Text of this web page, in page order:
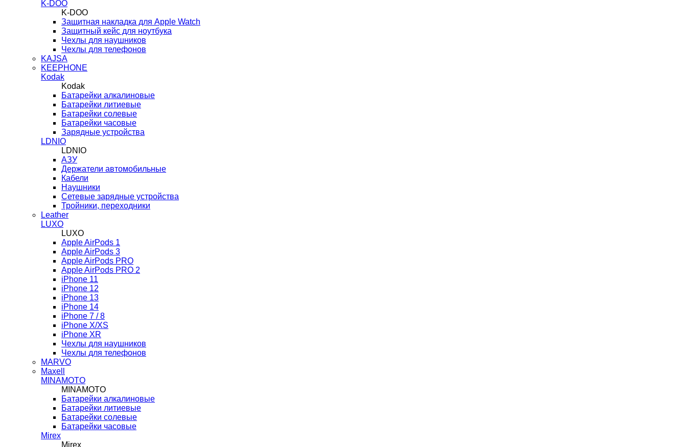
K-DOO
K-DOO
Защитная накладка для Apple Watch
Защитный кейс для ноутбука
Чехлы для наушников
Чехлы для телефонов
KAJSA
KEEPHONE
Kodak
Kodak
Батарейки алкалиновые
Батарейки литиевые
Батарейки солевые
Батарейки часовые
Зарядные устройства
LDNIO
LDNIO
АЗУ
Держатели автомобильные
Кабели
Наушники
Сетевые зарядные устройства
Тройники, переходники
Leather
LUXO
LUXO
Apple AirPods 1
Apple AirPods 3
Apple AirPods PRO
Apple AirPods PRO 2
iPhone 11
iPhone 12
iPhone 13
iPhone 14
iPhone 7 / 8
iPhone X/XS
iPhone XR
Чехлы для наушников
Чехлы для телефонов
MARVO
Maxell
MINAMOTO
MINAMOTO
Батарейки алкалиновые
Батарейки литиевые
Батарейки солевые
Батарейки часовые
Mirex
Mirex